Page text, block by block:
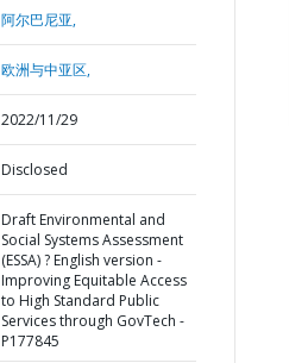
阿尔巴尼亚,
欧洲与中亚区,
2022/11/29
Disclosed
Draft Environmental and
Social Systems Assessment
(ESSA) ? English version -
Improving Equitable Access
to High Standard Public
Services through GovTech -
P177845